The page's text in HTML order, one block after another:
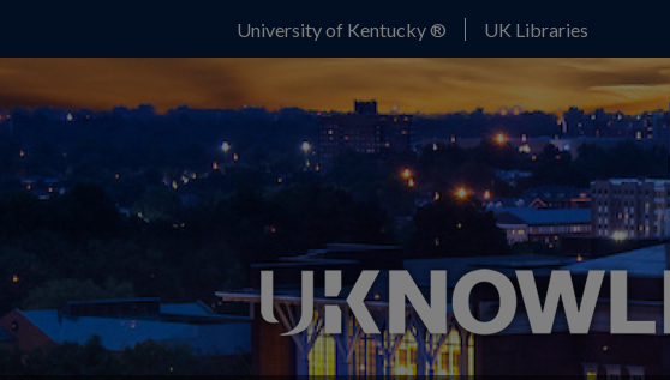
University of Kentucky ® UK Libraries